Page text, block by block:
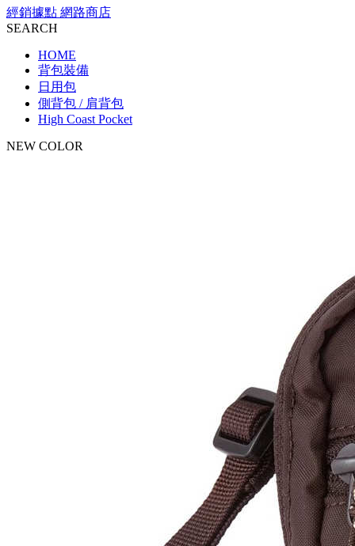
經銷據點 網路商店
SEARCH
HOME
背包裝備
日用包
側背包 / 肩背包
High Coast Pocket
NEW COLOR